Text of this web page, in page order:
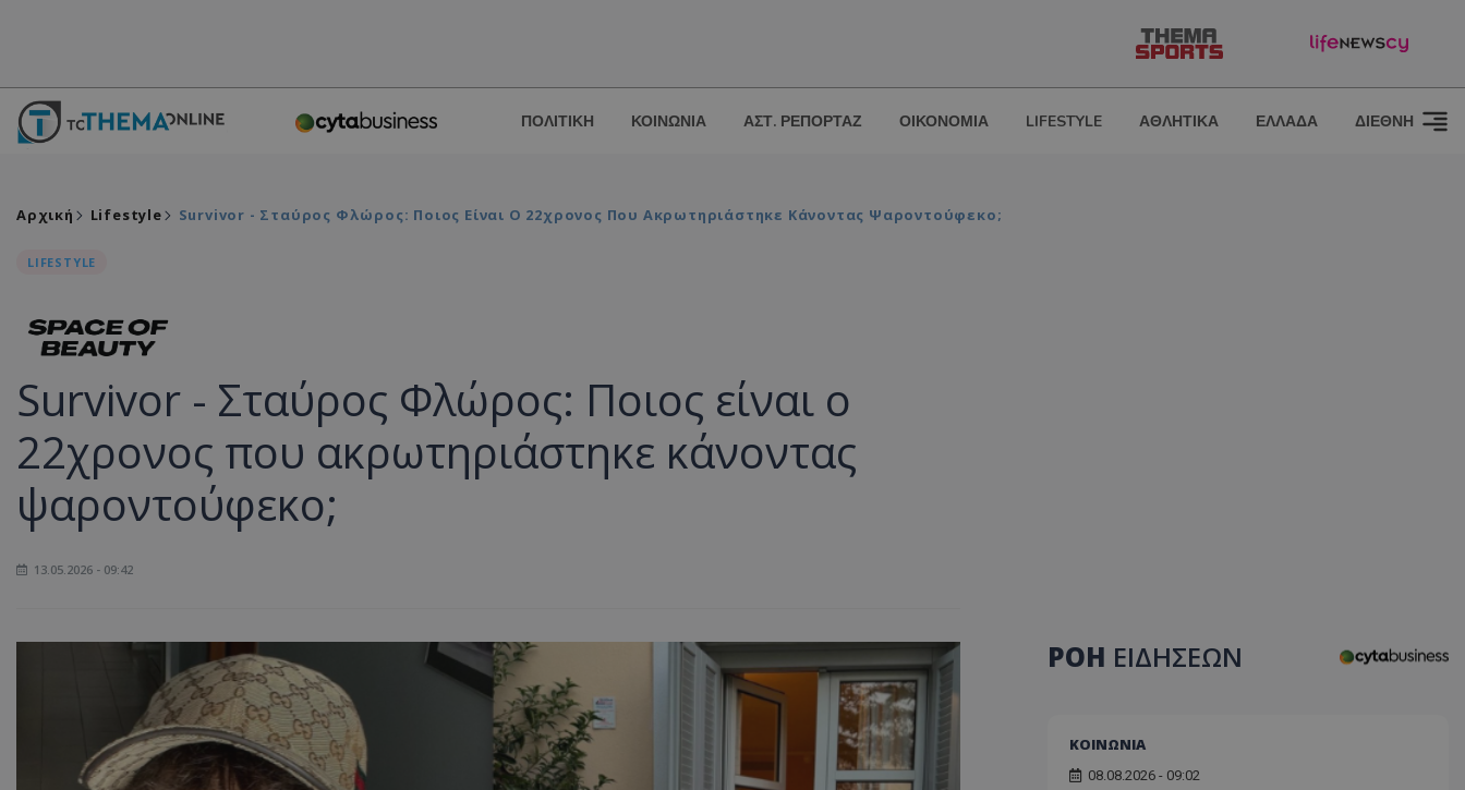
ΠΟΛΙΤΙΚΗ ΚΟΙΝΩΝΙΑ ΑΣΤ. ΡΕΠΟΡΤΑΖ ΟΙΚΟΝΟΜΙΑ LIFESTYLE ΑΘΛΗΤΙΚΑ ΕΛΛΑΔΑ ΔΙΕΘΝΗ
Αρχική Lifestyle Survivor - Σταύρος Φλώρος: Ποιος Είναι Ο 22χρονος Που Ακρωτηριάστηκε Κάνοντας Ψαροντούφεκο;
LIFESTYLE
Survivor - Σταύρος Φλώρος: Ποιος είναι ο
22χρονος που ακρωτηριάστηκε κάνοντας
ψαροντούφεκο;
13.05.2026 - 09:42
ΡΟΗ ΕΙΔΗΣΕΩΝ
ΚΟΙΝΩΝΙΑ
08.08.2026 - 09:02